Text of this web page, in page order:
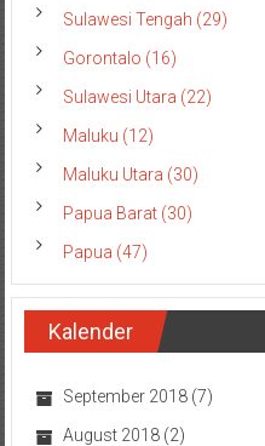
Sulawesi Tengah (29)
Gorontalo (16)
Sulawesi Utara (22)
Maluku (12)
Maluku Utara (30)
Papua Barat (30)
Papua (47)
Kalender
September 2018(7)
August 2018(2)